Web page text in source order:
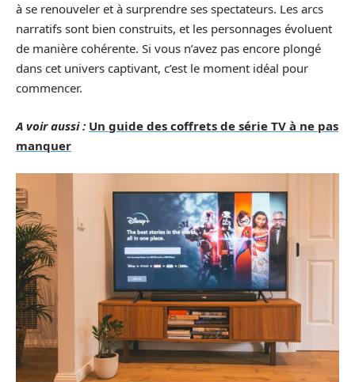
à se renouveler et à surprendre ses spectateurs. Les arcs
narratifs sont bien construits, et les personnages évoluent
de manière cohérente. Si vous n’avez pas encore plongé
dans cet univers captivant, c’est le moment idéal pour
commencer.
A voir aussi : Un guide des coffrets de série TV à ne pas
manquer